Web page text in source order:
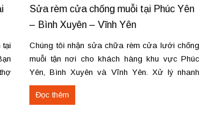
tại
Sửa rèm cửa chống muỗi tại Phúc Yên
– Bình Xuyên – Vĩnh Yên
Chúng tôi nhận sửa chữa rèm cửa lưới chống
muỗi tận nơi cho khách hàng khu vực Phúc
Yên, Bình Xuyên và Vĩnh Yên. Xử lý nhanh
các lỗi hỏng phổ biến như đứt dây, rách lưới,
kẹt ray, gãy khung. Thay lưới mới cho cửa
Đọc thêm